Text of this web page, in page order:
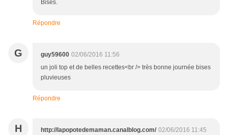
Bises.
Répondre
G guy59600 02/06/2016 11:56
un joli top et de belles recettes<br /> très bonne journée bises
pluvieuses
Répondre
H http://lapopotedemaman.canalblog.com/ 02/06/2016 11:45